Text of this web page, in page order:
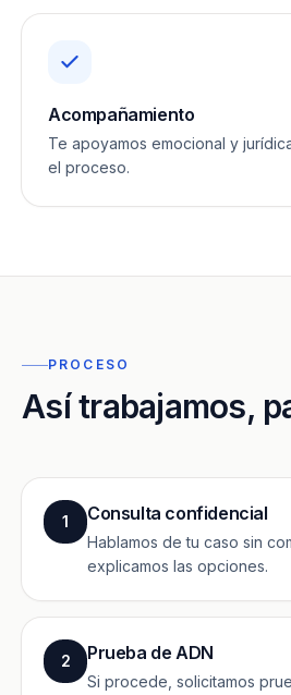
Acompañamiento
Te apoyamos emocional y
el proceso.
PROCESO
Así trabajamos,
1 Consulta confidencial
Hablamos de tu caso sin
explicamos las opciones.
2 Prueba de ADN
Si procede, solicitamos